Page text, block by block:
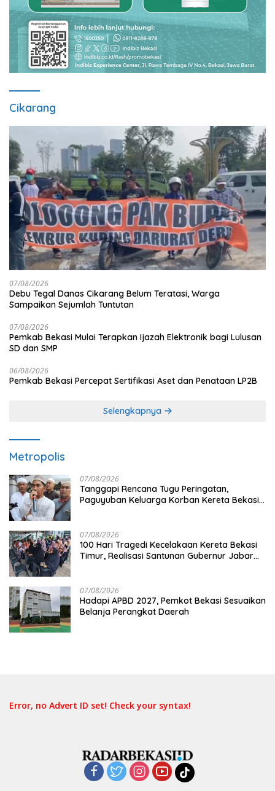
Cikarang
07/08/2026
Debu Tegal Danas Cikarang Belum Teratasi, Warga
Sampaikan Sejumlah Tuntutan
07/08/2026
Pemkab Bekasi Mulai Terapkan Ijazah Elektronik bagi Lulusan
SD dan SMP
06/08/2026
Pemkab Bekasi Percepat Sertifikasi Aset dan Penataan LP2B
Selengkapnya
Metropolis
07/08/2026
Tanggapi Rencana Tugu Peringatan,
Paguyuban Keluarga Korban Kereta Bekasi
07/08/2026
100 Hari Tragedi Kecelakaan Kereta Bekasi
Timur, Realisasi Santunan Gubernur Jabar
07/08/2026
Hadapi APBD 2027, Pemkot Bekasi Sesuaikan
Belanja Perangkat Daerah
Error, no Advert ID set! Check your syntax!